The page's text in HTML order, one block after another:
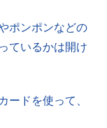
ポンポンなどの
ているかは開け
ードを使って、